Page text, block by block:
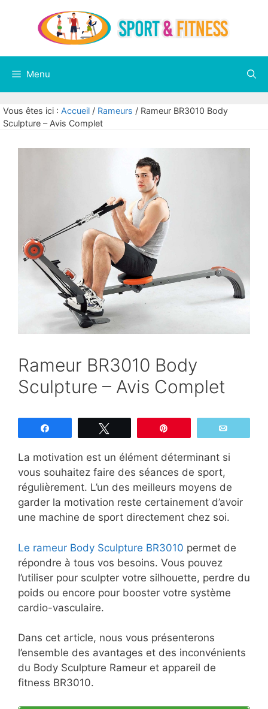
Menu
Vous êtes ici : Accueil / Rameurs / Rameur BR3010 Body
Sculpture – Avis Complet
Rameur BR3010 Body
Sculpture – Avis Complet
La motivation est un élément déterminant si
vous souhaitez faire des séances de sport,
régulièrement. L’un des meilleurs moyens de
garder la motivation reste certainement d’avoir
une machine de sport directement chez soi.
Le rameur Body Sculpture BR3010 permet de
répondre à tous vos besoins. Vous pouvez
l’utiliser pour sculpter votre silhouette, perdre du
poids ou encore pour booster votre système
cardio-vasculaire.
Dans cet article, nous vous présenterons
l’ensemble des avantages et des inconvénients
du Body Sculpture Rameur et appareil de
fitness BR3010.